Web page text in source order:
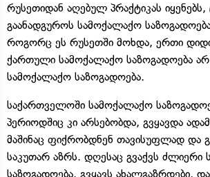
რუსეთიდან აღებულ პრაქტიკას
გაანადგუროს სამოქალაქო
როგორც ეს რუსეთში მოხდა, ერთი დიდი
ქართული სამოქალაქო საზოგადოება
სამოქალაქო საზოგადოება.
საქართველოში სამოქალაქო
პერიოდშიც კი არსებობდა, გვყავდა
მაშინაც ფიქრობდნენ თავისუფლად და
საკუთარ აზრს. დღესაც გვაქვს ძლიერი
საზოგადოება. გვყავს ახალგაზრდები,